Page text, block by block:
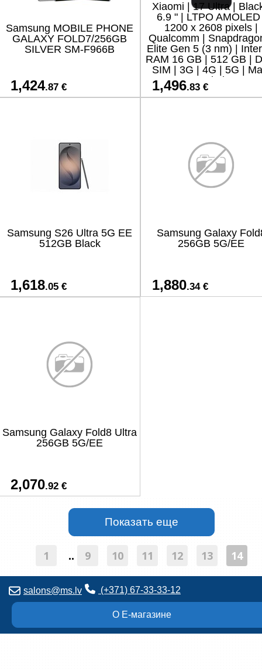
Samsung MOBILE PHONE
GALAXY FOLD7/256GB
SILVER SM-F966B
1,424.87 €
Xiaomi | 17 Ultra |
6.9 " | LTPO
1200 x 2608 pixels |
Qualcomm |
Elite Gen 5 (3 nm) |
RAM 16 GB | 512 GB |
SIM | 3G | 4G | 5G |
camera resolution 50
1,496.83 €
Samsung S26 Ultra 5G EE
512GB Black
1,618.05 €
Samsung Galaxy
256GB 5G/EE
1,880.34 €
Samsung Galaxy Fold8 Ultra
256GB 5G/EE
2,070.92 €
1 .. 9 10 11 12 13 14
salons@ms.lv (+371) 67-33-33-12